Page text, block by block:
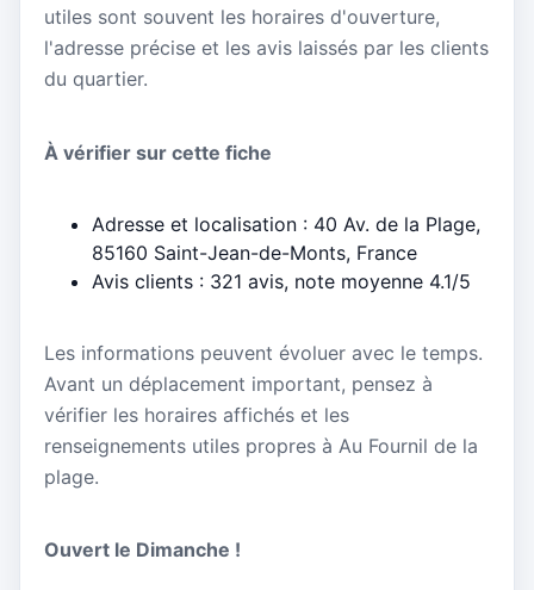
utiles sont souvent les horaires d'ouverture,
l'adresse précise et les avis laissés par les clients
du quartier.
À vérifier sur cette fiche
Adresse et localisation : 40 Av. de la Plage,
85160 Saint-Jean-de-Monts, France
Avis clients : 321 avis, note moyenne 4.1/5
Les informations peuvent évoluer avec le temps.
Avant un déplacement important, pensez à
vérifier les horaires affichés et les
renseignements utiles propres à Au Fournil de la
plage.
Ouvert le Dimanche !